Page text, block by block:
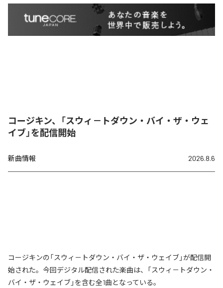
コージキン、「スウィ－トダウン・バイ・ザ・ウェ
イブ」を配信開始
新曲情報 2026.8.6
コージキンの「スウィ－トダウン・バイ・ザ・ウェイブ」が配信開
始された。今回デジタル配信された楽曲は、「スウィ－トダウン・
バイ・ザ・ウェイブ」を含む全1曲となっている。